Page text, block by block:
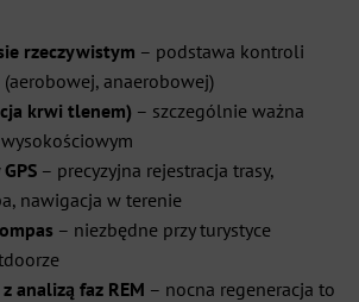
rzeczywistym – podstawa kontroli
(aerobowej, anaerobowej)
krwi tlenem) – szczególnie ważna
– precyzyjna rejestracja trasy,
nawigacja w terenie
– niezbędne przy turystyce
analizą faz REM – nocna regeneracja to